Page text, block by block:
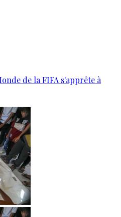
de la FIFA s'apprête à